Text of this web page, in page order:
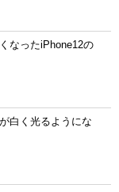
なったiPhone12の
白く光るようにな